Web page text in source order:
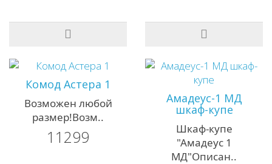
Комод Астера 1
Возможен любой
размер!Возм..
11299
Амадеус-1 MД
шкаф-купе
Шкаф-купе
"Амадеус 1
МД"Описан..